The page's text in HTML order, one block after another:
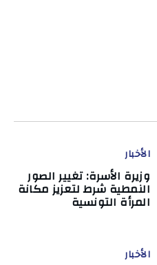
الأخبار
وزيرة الأسرة: تغيير الصور
النمطية شرط لتعزيز مكانة
المرأة التونسية
الأخبار